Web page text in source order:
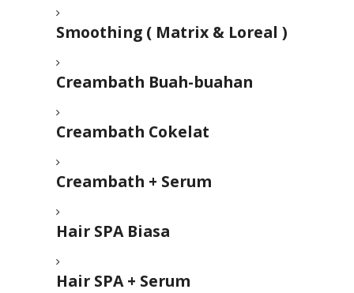
Smoothing ( Matrix & Loreal )
Creambath Buah-buahan
Creambath Cokelat
Creambath + Serum
Hair SPA Biasa
Hair SPA + Serum